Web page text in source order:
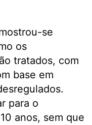
se
os
tratados, com
base em
para o
anos, sem que